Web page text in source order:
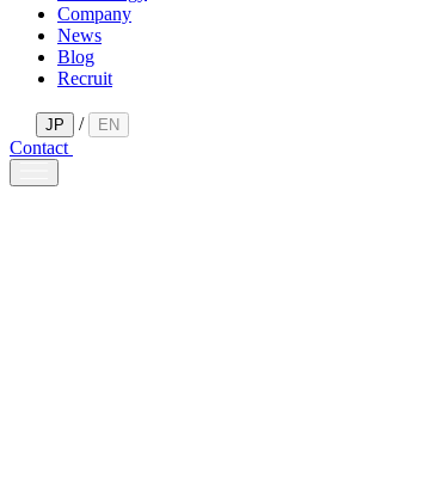
Company
News
Blog
Recruit
JP / EN
Contact